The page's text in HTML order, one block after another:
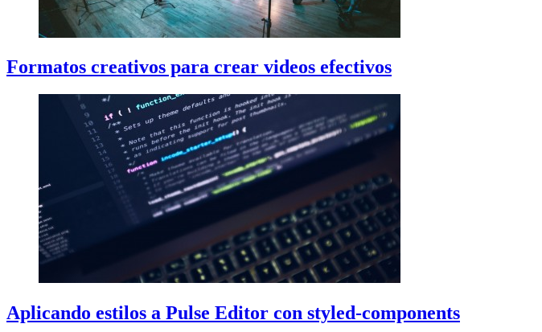
Formatos creativos para crear videos efectivos
Aplicando estilos a Pulse Editor con styled-components